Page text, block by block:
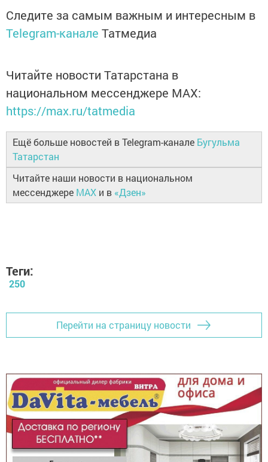
Следите за самым важным и интересным в
Telegram-канале Татмедиа
Читайте новости Татарстана в
национальном мессенджере MАХ:
https://max.ru/tatmedia
Ещё больше новостей в Telegram-канале Бугульма
Татарстан
Читайте наши новости в национальном
мессенджере MAX и в «Дзен»
Теги:
250
Перейти на страницу новости